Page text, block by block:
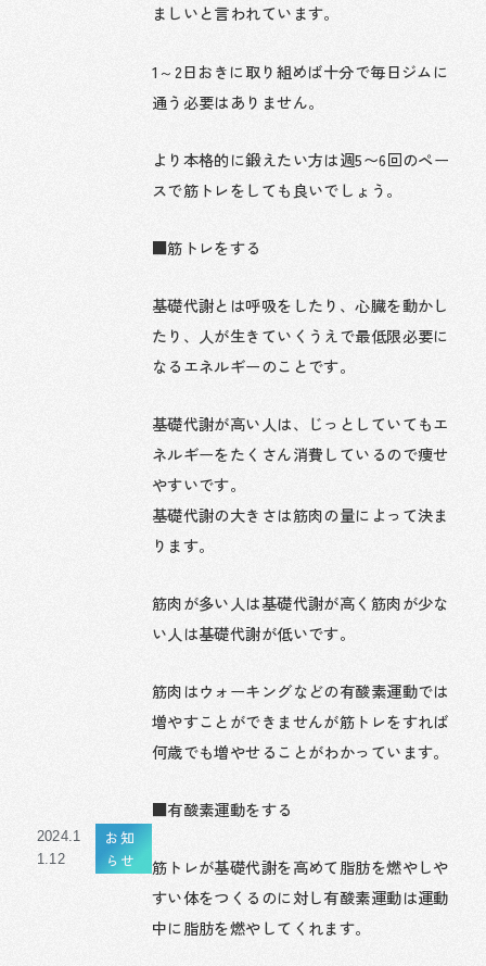
2024.1
1.12
お知
らせ
ましいと言われています。
1～2日おきに取り組めば十分で毎日ジムに
通う必要はありません。
より本格的に鍛えたい方は週5〜6回のペー
スで筋トレをしても良いでしょう。
■筋トレをする
基礎代謝とは呼吸をしたり、心臓を動かし
たり、人が生きていくうえで最低限必要に
なるエネルギーのことです。
基礎代謝が高い人は、じっとしていてもエ
ネルギーをたくさん消費しているので痩せ
やすいです。
基礎代謝の大きさは筋肉の量によって決ま
ります。
筋肉が多い人は基礎代謝が高く筋肉が少な
い人は基礎代謝が低いです。
筋肉はウォーキングなどの有酸素運動では
増やすことができませんが筋トレをすれば
何歳でも増やせることがわかっています。
■有酸素運動をする
筋トレが基礎代謝を高めて脂肪を燃やしや
すい体をつくるのに対し有酸素運動は運動
中に脂肪を燃やしてくれます。